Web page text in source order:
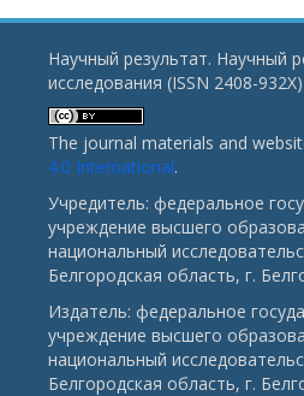
Научный результат. Научный
исследования (ISSN 2408-932X)
The journal materials and
4.0 International.
Учредитель: федеральное
учреждение высшего
национальный
Белгородская область, г.
Издатель: федеральное
учреждение высшего
национальный
Белгородская область, г.